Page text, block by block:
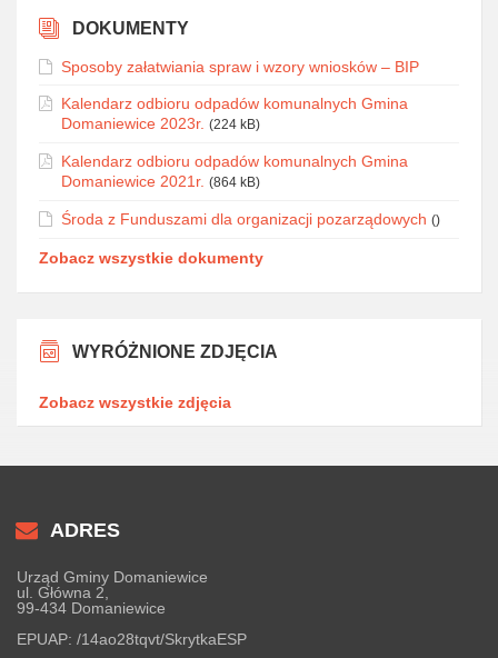
DOKUMENTY
Sposoby załatwiania spraw i wzory wniosków – BIP
Kalendarz odbioru odpadów komunalnych Gmina
Domaniewice 2023r. (224 kB)
Kalendarz odbioru odpadów komunalnych Gmina
Domaniewice 2021r. (864 kB)
Środa z Funduszami dla organizacji pozarządowych ()
Zobacz wszystkie dokumenty
WYRÓŻNIONE ZDJĘCIA
Zobacz wszystkie zdjęcia
ADRES
Urząd Gminy Domaniewice
ul. Główna 2,
99-434 Domaniewice
EPUAP: /14ao28tqvt/SkrytkaESP